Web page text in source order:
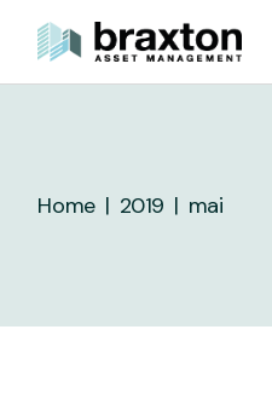
content
Home 2019 mai